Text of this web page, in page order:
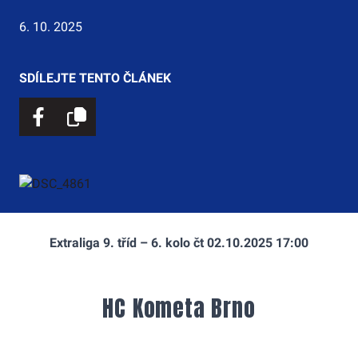
6. 10. 2025
SDÍLEJTE TENTO ČLÁNEK
Extraliga 9. tříd – 6. kolo čt 02.10.2025 17:00
HC Kometa Brno